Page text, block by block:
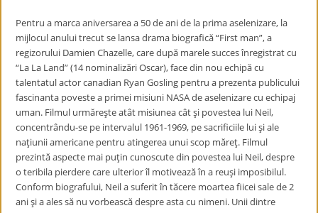
Pentru a marca aniversarea a 50 de ani de la prima aselenizare, la
mijlocul anului trecut se lansa drama biografică “First man”, a
regizorului Damien Chazelle, care după marele succes înregistrat cu
“La La Land” (14 nominalizări Oscar), face din nou echipă cu
talentatul actor canadian Ryan Gosling pentru a prezenta publicului
fascinanta poveste a primei misiuni NASA de aselenizare cu echipaj
uman. Filmul urmăreşte atât misiunea cât şi povestea lui Neil,
concentrându-se pe intervalul 1961-1969, pe sacrificiile lui şi ale
naţiunii americane pentru atingerea unui scop măreţ. Filmul
prezintă aspecte mai puţin cunoscute din povestea lui Neil, despre
o teribila pierdere care ulterior îl motivează în a reuşi imposibilul.
Conform biografului, Neil a suferit în tăcere moartea fiicei sale de 2
ani şi a ales să nu vorbească despre asta cu nimeni. Unii dintre